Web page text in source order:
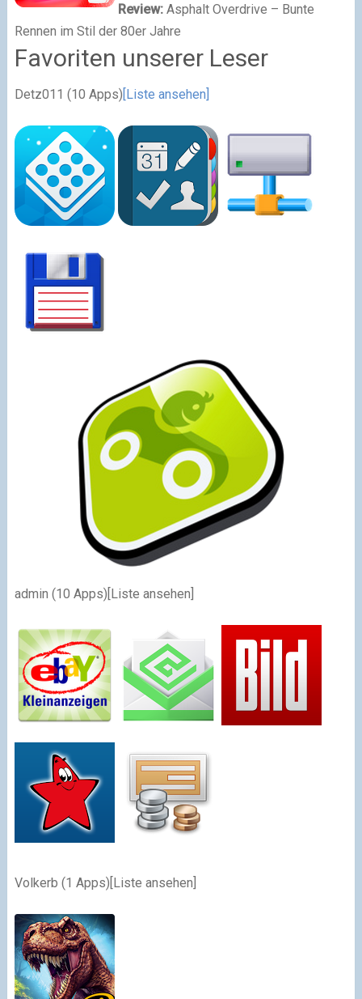
Review: Asphalt Overdrive – Bunte
Rennen im Stil der 80er Jahre
Favoriten unserer Leser
Detz011 (10 Apps)[Liste ansehen]
admin (10 Apps) [Liste ansehen]
Volkerb (1 Apps)[Liste ansehen]